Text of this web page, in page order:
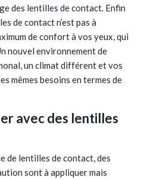
des lentilles de contact. Enfin
de contact n’est pas à
de confort à vos yeux, qui
nouvel environnement de
un climat différent et vos
mêmes besoins en termes de
avec des lentilles
de lentilles de contact, des
sont à appliquer mais